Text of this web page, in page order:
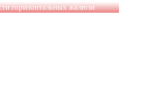
горизонтальных жалюзи